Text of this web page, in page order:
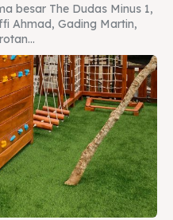
besar The Dudas Minus 1,
Ahmad, Gading Martin,